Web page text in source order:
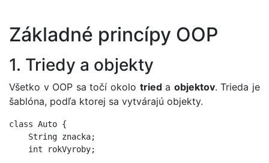
Základné princípy OOP
1. Triedy a objekty
Všetko v OOP sa točí okolo trieda objektov. Trieda je
šablóna, podľa ktorej sa vytvárajú objekty.
class Auto {
    String znacka;
    int rokVyroby;